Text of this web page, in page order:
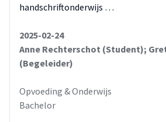
handschriftonderwijs …
2025-02-24
Anne Rechterschot (Student);
(Begeleider)
Opvoeding & Onderwijs
Bachelor